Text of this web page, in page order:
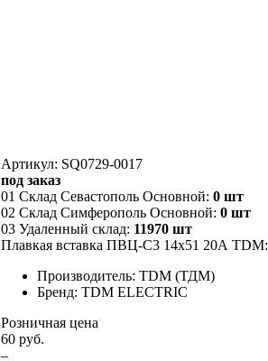
Артикул: SQ0729-0017
под заказ
01 Склад Севастополь Основной: 0 шт
02 Склад Симферополь Основной: 0 шт
03 Удаленный склад: 11970 шт
Плавкая вставка ПВЦ-С3 14х51 20А TDM:
Производитель: TDM (ТДМ)
Бренд: TDM ELECTRIC
Розничная цена
60 руб.
–